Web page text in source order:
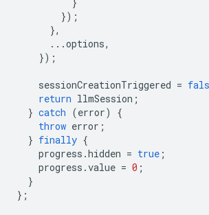
}
});
},
...options,
});
sessionCreationTriggered =
return llmSession ;
} catch (error)
{
throw error ;
} finally {
progress .hidden = true ;
progress .value = 0 ;
}
};